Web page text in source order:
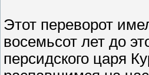
Этот переворот
восемьсот лет до
персидского царя